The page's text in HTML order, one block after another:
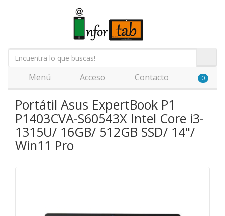
Menú Acceso Contacto 0
Portátil Asus ExpertBook P1
P1403CVA-S60543X Intel Core i3-
1315U/ 16GB/ 512GB SSD/ 14"/
Win11 Pro